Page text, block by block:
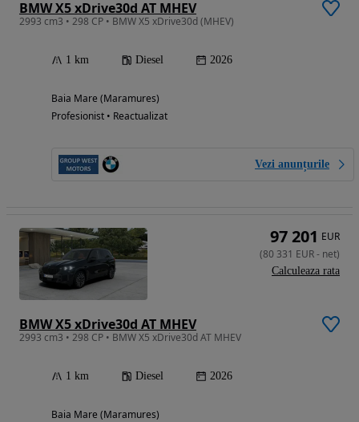
BMW X5 xDrive30d AT MHEV
2993 cm3 • 298 CP • BMW X5 xDrive30d (MHEV)
1 km Diesel 2026
Baia Mare (Maramures)
Profesionist • Reactualizat
Vezi anunțurile
BMW X5 xDrive30d AT MHEV
2993 cm3 • 298 CP • BMW X5 xDrive30d AT MHEV
1 km Diesel 2026
Baia Mare (Maramures)
97 201 EUR
(80 331 EUR- net)
Calculeaza rata